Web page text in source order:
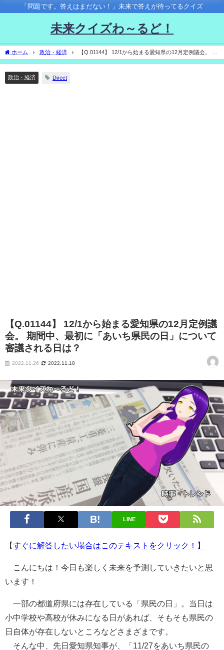
「問題です。答えはまだない！」未来で答えが待ってるクイズ
未来クイズわ～るど！
ホーム 政治・経済
【Q.01144】 12/1から始まる愛知県の12月定例議会。 期
間中、最初に「あいち県民の日」について審議される日は？
政治・経済 Direct
【Q.01144】 12/1から始まる愛知県の12月定例議
会。 期間中、最初に「あいち県民の日」について
審議される日は？
2022.11.26 2022.11.18
LINE
【すぐに解答したい場合はこのテキストをクリック！】
こんにちは！今日も楽しく未来を予測していきたいと思
います！
一部の都道府県には存在している「県民の日」。当日は
小中学校や高校が休みになる日があれば、そもそも県民の
日自体が存在しないところなどさまざまです。
そんな中、先日愛知県知事が、「11/27をあいち県民の